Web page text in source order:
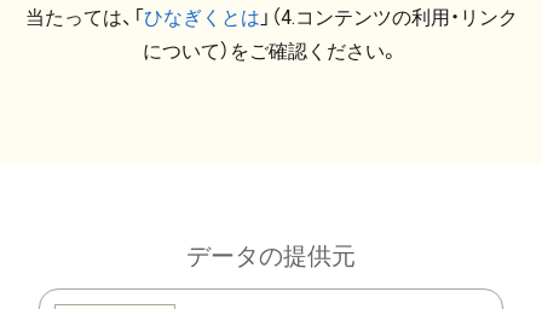
当たっては、「ひなぎくとは 」（4.コンテンツの利用・リンク
について）をご確認ください。
データの提供元